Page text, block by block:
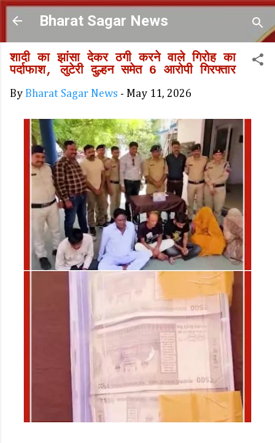
Skip to main content
Bharat Sagar News
शादी का झांसा देकर ठगी करने वाले गिरोह का
पर्दाफाश, लुटेरी दुल्हन समेत 6 आरोपी गिरफ्तार
By Bharat Sagar News - May 11, 2026